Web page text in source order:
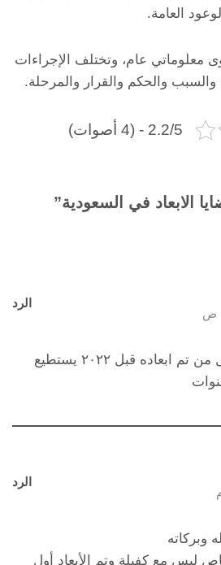
العامة.
معلوماتي عام، وتختلف الإجراءات
والحكم والقرار والمرحلة.
2.2/5 - (4 أصوات)
الرد
جزاكم الله خيرا لكن هل من تم ابعاده قبل ٢٠٢٢ يستطيع
الرد
وبركاته
ليس مع كفيلة وتم الأبعاد أول